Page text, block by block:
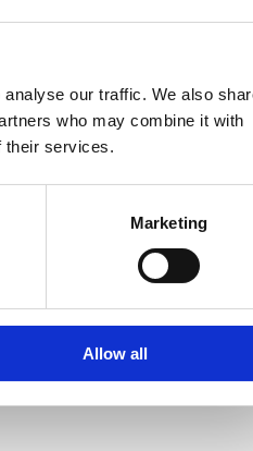
our traffic. We also
who may combine it with
their services.
Marketing
Allow all